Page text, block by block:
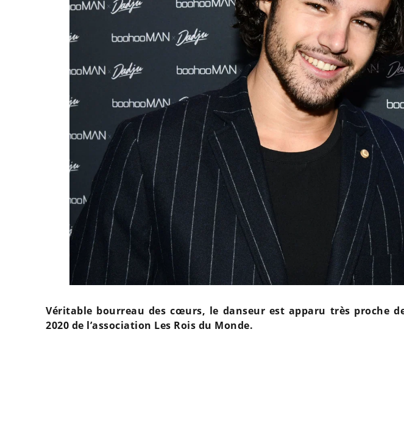
Véritable bourreau des cœurs, le danseur est apparu très proche
2020 de l’association Les Rois du Monde.